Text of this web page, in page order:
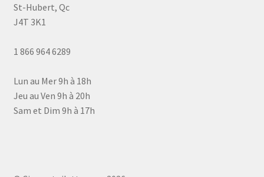
St-Hubert, Qc
J4T 3K1
1 866 964 6289
Lun au Mer 9h à 18h
Jeu au Ven 9h à 20h
Sam et Dim 9h à 17h